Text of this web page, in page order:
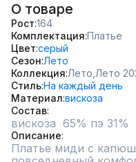
О товаре
Рост 164
Комплектация Платье
Цвет серый
Сезон Лето
Коллекция Лето, Лето
СтильНа каждый день
Материал вискоза
Состав
вискоза  65% пэ 31%
Описание
Платье миди с